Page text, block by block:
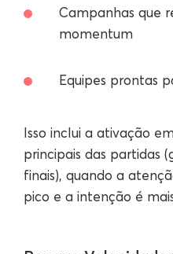
Campanhas que
momentum
Equipes prontas
Isso inclui a ativação
principais das partidas
finais), quando a
pico e a intenção é